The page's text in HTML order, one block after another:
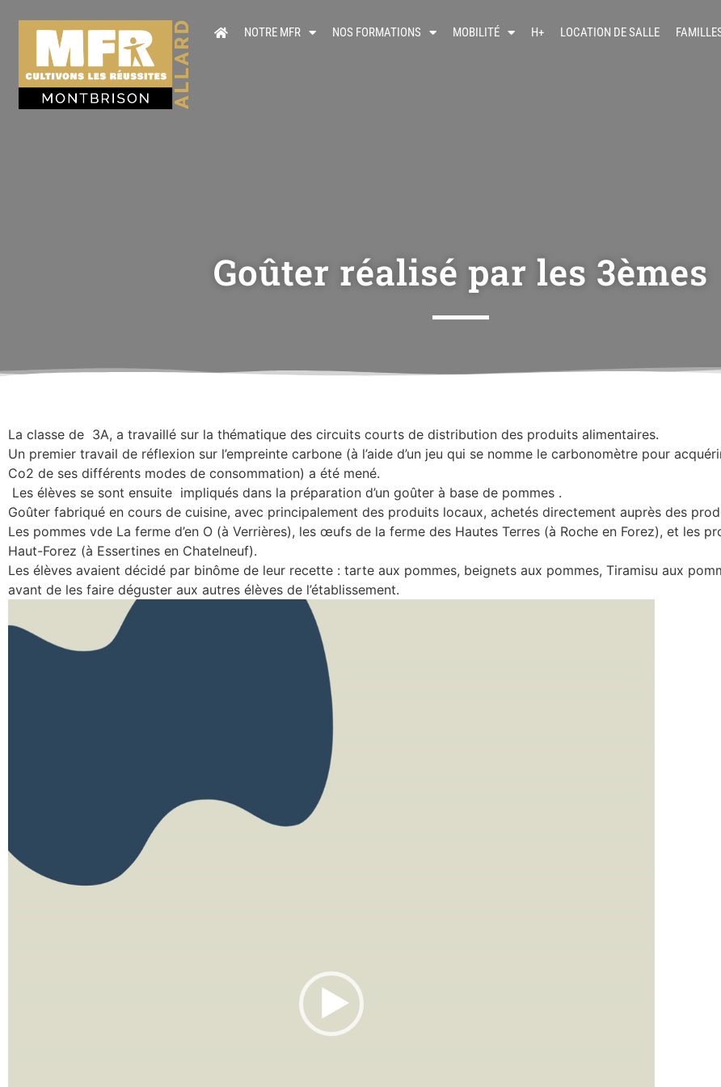
NOTRE MFR NOS FORMATIONS MOBILITÉ H+ LOCATION DE SALLE
Goûter réalisé par les 3èmes
La classe de 3A, a travaillé sur la thématique des circuits courts de distribution des produits alimentaires.
Un premier travail de réflexion sur l’empreinte carbone (à l’aide d’un jeu qui se nomme le carbonomètre pour
Co2 de ses différents modes de consommation) a été mené.
Les élèves se sont ensuite impliqués dans la préparation d’un goûter à base de pommes .
Goûter fabriqué en cours de cuisine, avec principalement des produits locaux, achetés directement auprès des
Les pommes vde La ferme d’en O (à Verrières), les œufs de la ferme des Hautes Terres (à Roche en Forez), et les
Haut-Forez (à Essertines en Chatelneuf).
Les élèves avaient décidé par binôme de leur recette : tarte aux pommes, beignets aux pommes, Tiramisu aux
avant de les faire déguster aux autres élèves de l’établissement.
vidéo